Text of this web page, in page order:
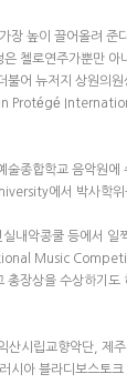
장 높이 끌어올려
은 첼로연주가뿐만
더불어 뉴저지 상
Protégé
술종합학교 음악
에서 박사학위
내악콩쿨 등에서
Music
장상을 수상하기도
시립교향악단, 제
시아 블라디보스토